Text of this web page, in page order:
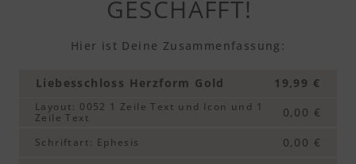
GESCHAFFT!
Hier ist Deine Zusammenfassung:
Liebesschloss Herzform Gold 19,99 €
Layout: 0052 1 Zeile Text und Icon und 1
Zeile Text
0,00 €
Schriftart: Ephesis 0,00 €